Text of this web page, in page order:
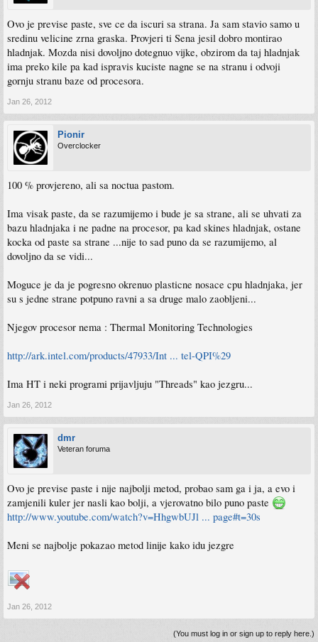
Ovo je previse paste, sve ce da iscuri sa strana. Ja sam stavio samo u
sredinu velicine zrna graska. Provjeri ti Sena jesil dobro montirao
hladnjak. Mozda nisi dovoljno dotegnuo vijke, obzirom da taj hladnjak
ima preko kile pa kad ispravis kuciste nagne se na stranu i odvoji
gornju stranu baze od procesora.
Jan 26, 2012
Pionir
Overclocker
100 % provjereno, ali sa noctua pastom.
Ima visak paste, da se razumijemo i bude je sa strane, ali se uhvati za
bazu hladnjaka i ne padne na procesor, pa kad skines hladnjak, ostane
kocka od paste sa strane ...nije to sad puno da se razumijemo, al
dovoljno da se vidi...
Moguce je da je pogresno okrenuo plasticne nosace cpu hladnjaka, jer
su s jedne strane potpuno ravni a sa druge malo zaobljeni...
Njegov procesor nema : Thermal Monitoring Technologies
http://ark.intel.com/products/47933/Int ... tel-QPI%29
Ima HT i neki programi prijavljuju "Threads" kao jezgru...
Jan 26, 2012
dmr
Veteran foruma
Ovo je previse paste i nije najbolji metod, probao sam ga i ja, a evo i
zamjenili kuler jer nasli kao bolji, a vjerovatno bilo puno paste
http://www.youtube.com/watch?v=HhgwbUJl ... page#t=30s
Meni se najbolje pokazao metod linije kako idu jezgre
Jan 26, 2012
(You must log in or sign up to reply here.)